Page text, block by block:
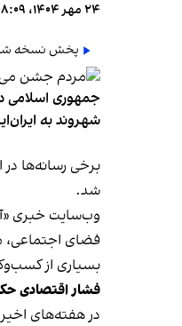
۲۴ مهر ۱۴۰۴، ۰۸:۰۹ (‎+۱ گرینویچ)
پخش نسخه
جمهوری اسلامی
شهروند به
شد.
وب‌سایت خبری
فضای اجتماعی،
بسیاری از
فشار اقتصادی
در هفته‌های